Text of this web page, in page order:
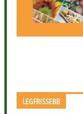
LEGFRISSEBB